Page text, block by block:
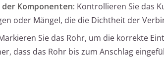
Komponenten: Kontrollieren Sie das
oder Mängel, die die Dichtheit der
Sie das Rohr, um die korrekte
dass das Rohr bis zum Anschlag